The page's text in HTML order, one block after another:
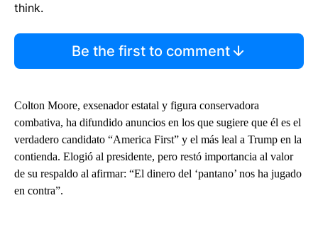
think.
Be the first to comment
Colton Moore, exsenador estatal y figura conservadora
combativa, ha difundido anuncios en los que sugiere que él es el
verdadero candidato “America First” y el más leal a Trump en la
contienda. Elogió al presidente, pero restó importancia al valor
de su respaldo al afirmar: “El dinero del ‘pantano’ nos ha jugado
en contra”.